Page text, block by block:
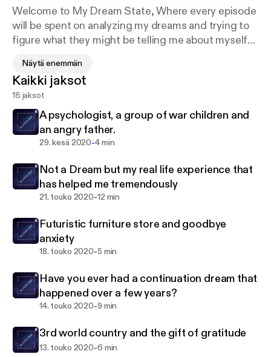
Welcome to My Dream State, Where every episode
will be spent on analyzing my dreams and trying to
figure what they might be telling me about myself
Please subscribe and let me know if you can come
up with other messages.
Or tell me about your dreams.
Thanks
-Caesar Cordero-
Näytä enemmän
Kaikki jaksot
18 jaksot
A psychologist, a group of war children and
an angry father.
29. kesä 2020-4 min
Not a Dream but my real life experience that
has helped me tremendously
21. touko 2020-12 min
Futuristic furniture store and goodbye
anxiety
18. touko 2020-5 min
Have you ever had a continuation dream that
happened over a few years?
14. touko 2020-9 min
3rd world country and the gift of gratitude
13. touko 2020-6 min